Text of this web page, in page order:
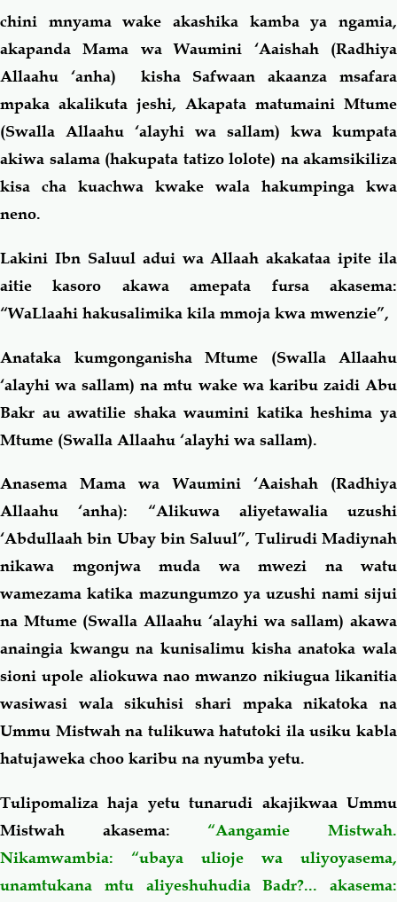
chini mnyama wake akashika kamba ya ngamia,
akapanda Mama wa Waumini ‘Aaishah (Radhiya
Allaahu ‘anha)
kisha Safwaan akaanza msafara
mpaka akalikuta jeshi, Akapata matumaini Mtume
(Swalla Allaahu ‘alayhi wa sallam) kwa kumpata
akiwa salama (hakupata tatizo lolote) na akamsikiliza
kisa cha kuachwa kwake wala hakumpinga kwa
neno.
Lakini Ibn Saluul adui wa Allaah akakataa ipite ila
aitie kasoro akawa amepata fursa akasema:
“WaLlaahi hakusalimika kila mmoja kwa mwenzie”,
Anataka kumgonganisha Mtume (Swalla Allaahu
‘alayhi wa sallam) na mtu wake wa karibu zaidi Abu
Bakr au awatilie shaka waumini katika heshima ya
Mtume (Swalla Allaahu ‘alayhi wa sallam).
Anasema Mama wa Waumini ‘Aaishah (Radhiya
Allaahu ‘anha): “Alikuwa aliyetawalia uzushi
‘Abdullaah bin Ubay bin Saluul”, Tulirudi Madiynah
nikawa mgonjwa muda wa mwezi na watu
wamezama katika mazungumzo ya uzushi nami sijui
na Mtume (Swalla Allaahu ‘alayhi wa sallam) akawa
anaingia kwangu na kunisalimu kisha anatoka wala
sioni upole aliokuwa nao mwanzo nikiugua likanitia
wasiwasi wala sikuhisi shari mpaka nikatoka na
Ummu Mistwah na tulikuwa hatutoki ila usiku kabla
hatujaweka choo karibu na nyumba yetu.
Tulipomaliza haja yetu tunarudi akajikwaa Ummu
Mistwah akasema: “Aangamie Mistwah.
Nikamwambia: “ubaya ulioje wa uliyoyasema,
unamtukana mtu aliyeshuhudia Badr?... akasema: